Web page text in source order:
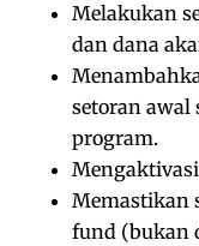
Melakukan
dan dana
setoran awal
program.
Memastikan
fund (bukan